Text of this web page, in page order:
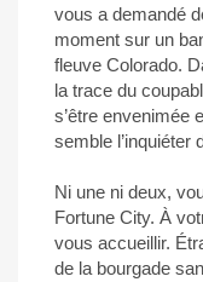
vous a demandé
moment sur un
fleuve Colorado.
la trace du
s’être envenimée
semble l’inquiéter
Ni une ni deux,
Fortune City. À
vous accueillir.
de la bourgade